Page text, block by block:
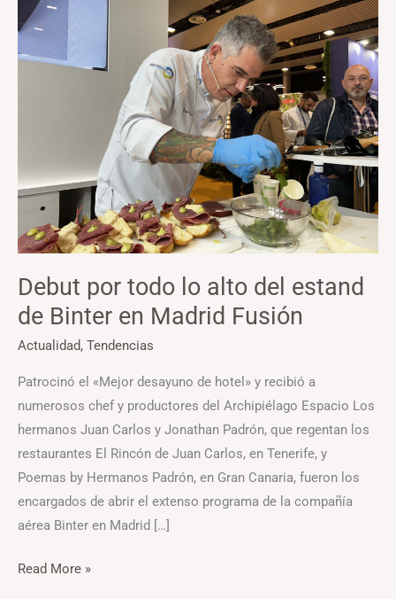
Debut por todo lo alto del estand
de Binter en Madrid Fusión
Actualidad, Tendencias
Patrocinó el «Mejor desayuno de hotel» y recibió a
numerosos chef y productores del Archipiélago Espacio Los
hermanos Juan Carlos y Jonathan Padrón, que regentan los
restaurantes El Rincón de Juan Carlos, en Tenerife, y
Poemas by Hermanos Padrón, en Gran Canaria, fueron los
encargados de abrir el extenso programa de la compañía
aérea Binter en Madrid […]
por
lo
Binter
Madrid
Fusión
Read More »